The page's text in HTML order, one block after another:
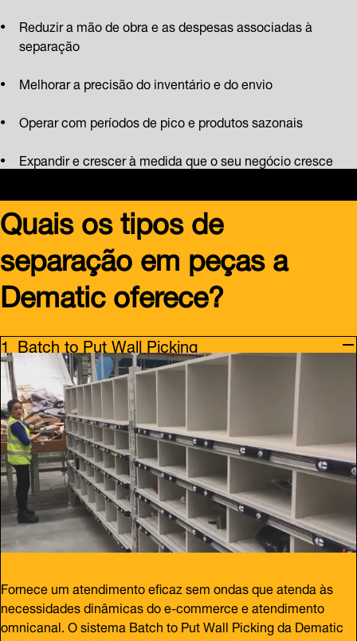
Reduzir a mão de obra e as despesas associadas à
separação
Melhorar a precisão do inventário e do envio
Operar com períodos de pico e produtos sazonais
Expandir e crescer à medida que o seu negócio cresce
Quais os tipos de
separação em peças a
Dematic oferece?
Batch to Put Wall Picking
Fornece um atendimento eficaz sem ondas que atenda às
necessidades dinâmicas do e-commerce e atendimento
omnicanal. O sistema Batch to Put Wall Picking da Dematic